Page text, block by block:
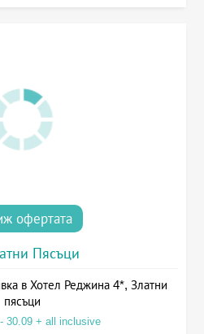
офертата
Пясъци
в Хотел Реджина 4*, Златни
пясъци
30.09 + all inclusive